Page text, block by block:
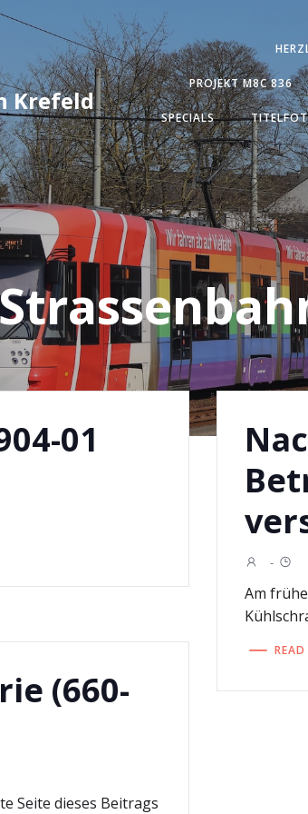
Krefeld
PROJEKT M8C 836
SPECIALS
01
-
Am
(660-
Seite dieses Beitrags